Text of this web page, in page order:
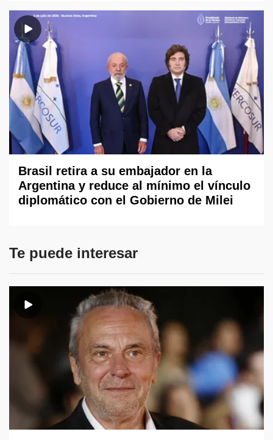
Brasil retira a su embajador en la
Argentina y reduce al mínimo el vínculo
diplomático con el Gobierno de Milei
Te puede interesar